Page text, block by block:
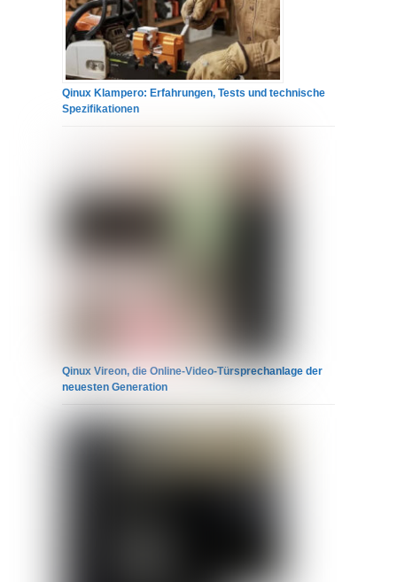
Qinux Klampero: Erfahrungen, Tests und technische
Spezifikationen
Qinux Vireon, die Online-Video-Türsprechanlage der
neuesten Generation